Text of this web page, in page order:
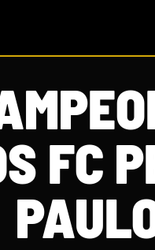
FC